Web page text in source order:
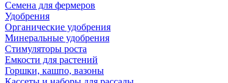
Семена для фермеров
Удобрения
Органические удобрения
Минеральные удобрения
Стимуляторы роста
Емкости для растений
Горшки, кашпо, вазоны